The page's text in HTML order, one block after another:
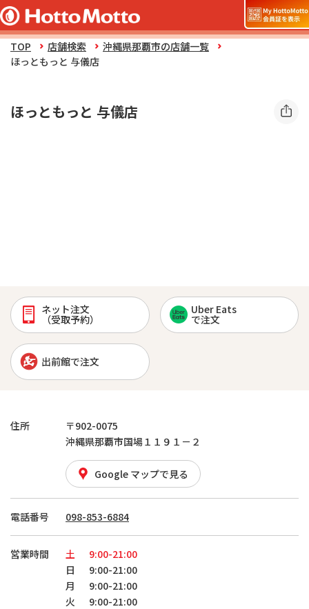
TOP 店舗検索
沖縄県那覇市の店舗一覧
ほっともっと 与儀店
ほっともっと 与儀店
ネット注文
（受取予約）
Uber Eats
で注文
出前館で注文
住所
〒902-0075
沖縄県那覇市国場１１９１－２
Google マップで見る
電話番号 098-853-6884
営業時間 土
9:00-21:00
日
9:00-21:00
月
9:00-21:00
火
9:00-21:00